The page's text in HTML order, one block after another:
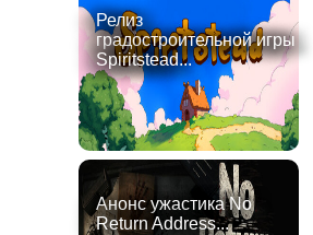
Релиз
градостроительной игры
Spiritstead...
Анонс ужастика No
Return Address...